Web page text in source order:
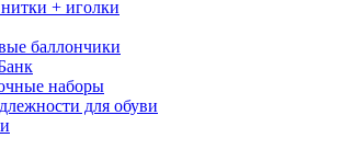
+ иголки
баллончики
наборы
для обуви